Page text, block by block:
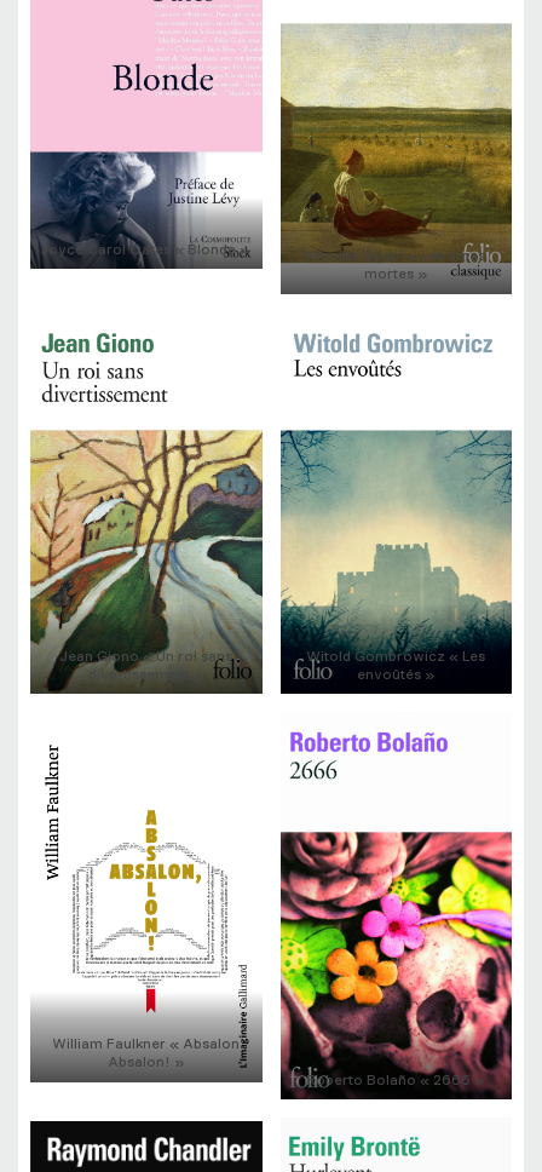
Joyce Carol Oates « Blonde »
Nicolas Gogol « Les âmes
mortes »
Jean Giono « Un roi sans
divertissement »
Witold Gombrowicz « Les
envoûtés »
William Faulkner « Absalon
Absalon! »
Roberto Bolaño « 2666 »